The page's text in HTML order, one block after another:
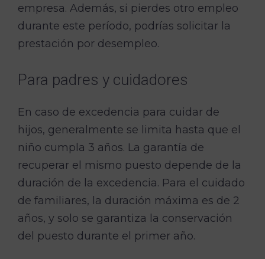
empresa. Además, si pierdes otro empleo
durante este período, podrías solicitar la
prestación por desempleo.
Para padres y cuidadores
En caso de excedencia para cuidar de
hijos, generalmente se limita hasta que el
niño cumpla 3 años. La garantía de
recuperar el mismo puesto depende de la
duración de la excedencia. Para el cuidado
de familiares, la duración máxima es de 2
años, y solo se garantiza la conservación
del puesto durante el primer año.